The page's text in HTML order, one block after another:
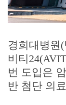
경희대병원
비티
번 도입은
반 첨단 의